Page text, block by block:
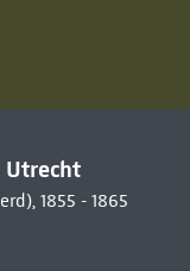
Utrecht
1855 - 1865